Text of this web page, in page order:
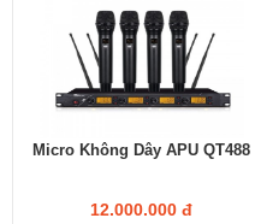
Micro Không Dây APU QT488
12.000.000 đ